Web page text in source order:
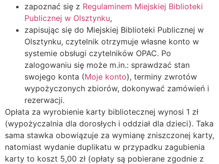
zapoznać się z Regulaminem Miejskiej Biblioteki
Publicznej w Olsztynku,
zapisując się do Miejskiej Biblioteki Publicznej w
Olsztynku, czytelnik otrzymuje własne konto w
systemie obsługi czytelników OPAC. Po
zalogowaniu się może m.in.: sprawdzać stan
swojego konta (Moje konto), terminy zwrotów
wypożyczonych zbiorów, dokonywać zamówień i
rezerwacji.
Opłata za wyrobienie karty bibliotecznej wynosi 1 zł
(wypożyczalnia dla dorosłych i oddział dla dzieci). Taka
sama stawka obowiązuje za wymianę zniszczonej karty,
natomiast wydanie duplikatu w przypadku zagubienia
karty to koszt 5,00 zł (opłaty są pobierane zgodnie z